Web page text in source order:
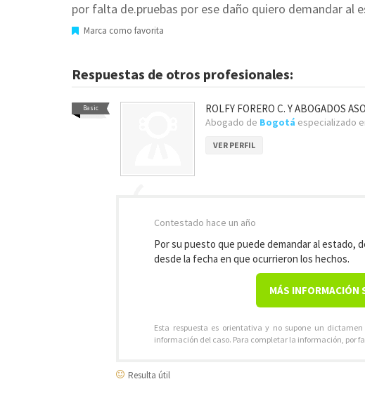
por falta de.pruebas por ese daño quiero demandar al
Marca como favorita
Respuestas de otros profesionales:
Basic ROLFY FORERO C. Y ABOGADOS
Abogado de Bogotá especializado
VER PERFIL
Contestado hace un año
Por su puesto que puede demandar al estado,
desde la fecha en que ocurrieron los hechos.
MÁS INFORMACIÓN
Esta respuesta es orientativa y no supone un
información del caso. Para completar la información, por
Resulta útil